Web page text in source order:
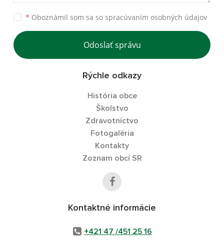
* Oboznámil som sa so spracúvaním osobných údajov
Odoslať správu
Rýchle odkazy
História obce
Školstvo
Zdravotníctvo
Fotogaléria
Kontakty
Zoznam obcí SR
Kontaktné informácie
+421 47 /451 25 16